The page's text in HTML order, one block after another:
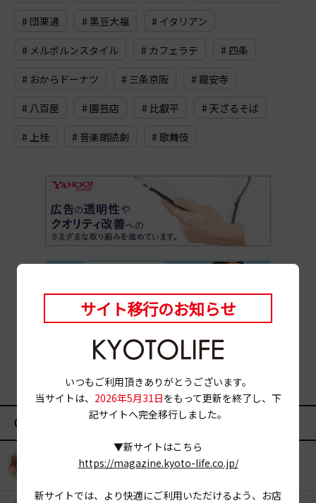
# 団栗通 # 黒豆大福 # イタリアン
# メルボルンスタイル # カフェラテ # 四条
# おからドーナツ # 三条京阪 # 龍安寺
# 八百屋 # 園芸店 # 比叡平 # 天ざるそば
# 上桂 # 音楽朗読劇 # 歌舞伎
サイト移行のお知らせ
いつもご利用頂きありがとうございます。
当サイトは、 2026年5月31日をもって更新を終了し、下
記サイトへ完全移行しました。
▼新サイトはこちら
https://magazine.kyoto-life.co.jp/
新サイトでは、より快適にご利用いただけるよう、お店
CATEGORY
KYOTO OYATSU CLUB スナックフード